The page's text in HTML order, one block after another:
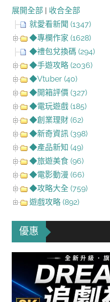
展開全部
收合全部
就愛看新聞 (1347)
◆專欄作家 (1628)
◆禮包兌換碼 (294)
◆手遊攻略 (2036)
◆Vtuber (40)
◆開箱評價 (327)
◆電玩遊戲 (185)
◆創業理財 (62)
◆新奇資訊 (398)
◆產品新知 (49)
◆旅遊美食 (96)
◆電影動漫 (66)
◆攻略大全 (759)
遊戲攻略 (892)
優惠